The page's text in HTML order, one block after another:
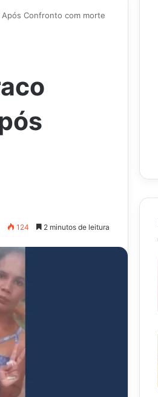
Após Confronto com morte
124 2 minutos de leitura